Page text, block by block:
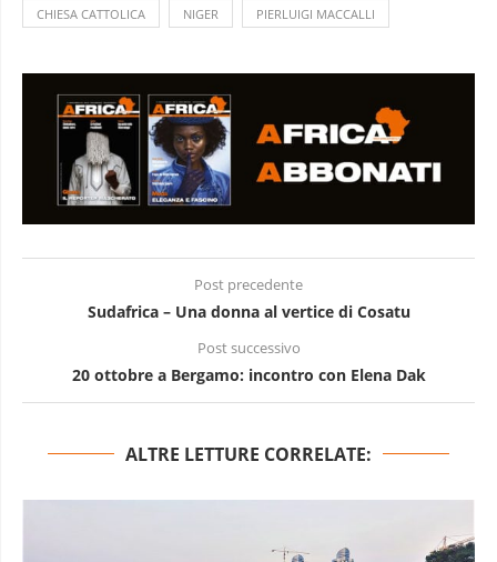
CHIESA CATTOLICA NIGER PIERLUIGI MACCALLI
Post precedente
Sudafrica – Una donna al vertice di Cosatu
Post successivo
20 ottobre a Bergamo: incontro con Elena Dak
ALTRE LETTURE CORRELATE: